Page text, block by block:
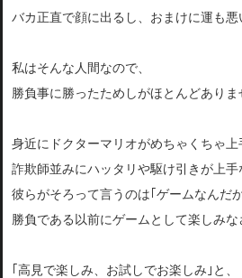
バカ正直で顔に出るし、おまけに運も悪
私はそんな人間なので、
勝負事に勝ったためしがほとんどありま
身近にドクターマリオがめちゃくちゃ上
詐欺師並みにハッタリや駆け引きが上手
彼らがそろって言うのは｢ゲームなんだ
勝負である以前にゲームとして楽しみな
｢高見で楽しみ、お試しでお楽しみ｣と、